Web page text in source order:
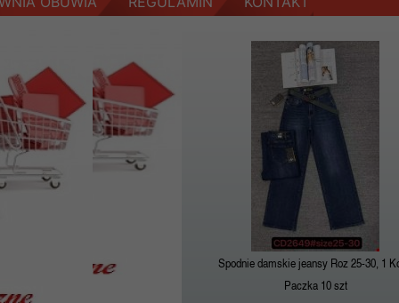
Spodnie damskie jeansy Roz 25-30, 1
Paczka 10 szt